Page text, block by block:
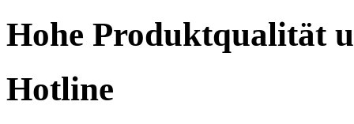
Hohe Produktqualität
Hotline